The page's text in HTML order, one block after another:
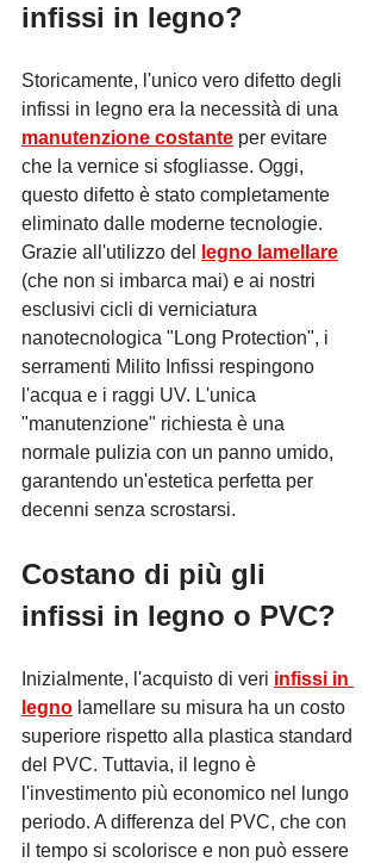
infissi in legno?
Storicamente, l'unico vero difetto degli
infissi in legno era la necessità di una
manutenzione costante per evitare
che la vernice si sfogliasse. Oggi,
questo difetto è stato completamente
eliminato dalle moderne tecnologie.
Grazie all'utilizzo del
legno lamellare
(che non si imbarca mai) e ai nostri
esclusivi cicli di verniciatura
nanotecnologica "Long Protection", i
serramenti Milito Infissi respingono
l'acqua e i raggi UV. L'unica
"manutenzione" richiesta è una
normale pulizia con un panno umido,
garantendo un'estetica perfetta per
decenni senza scrostarsi.
Costano di più gli
infissi in legno o PVC?
Inizialmente, l'acquisto di veri infissi in
legno lamellare su misura ha un costo
superiore rispetto alla plastica standard
del PVC. Tuttavia, il legno è
l'investimento più economico nel lungo
periodo. A differenza del PVC, che con
il tempo si scolorisce e non può essere